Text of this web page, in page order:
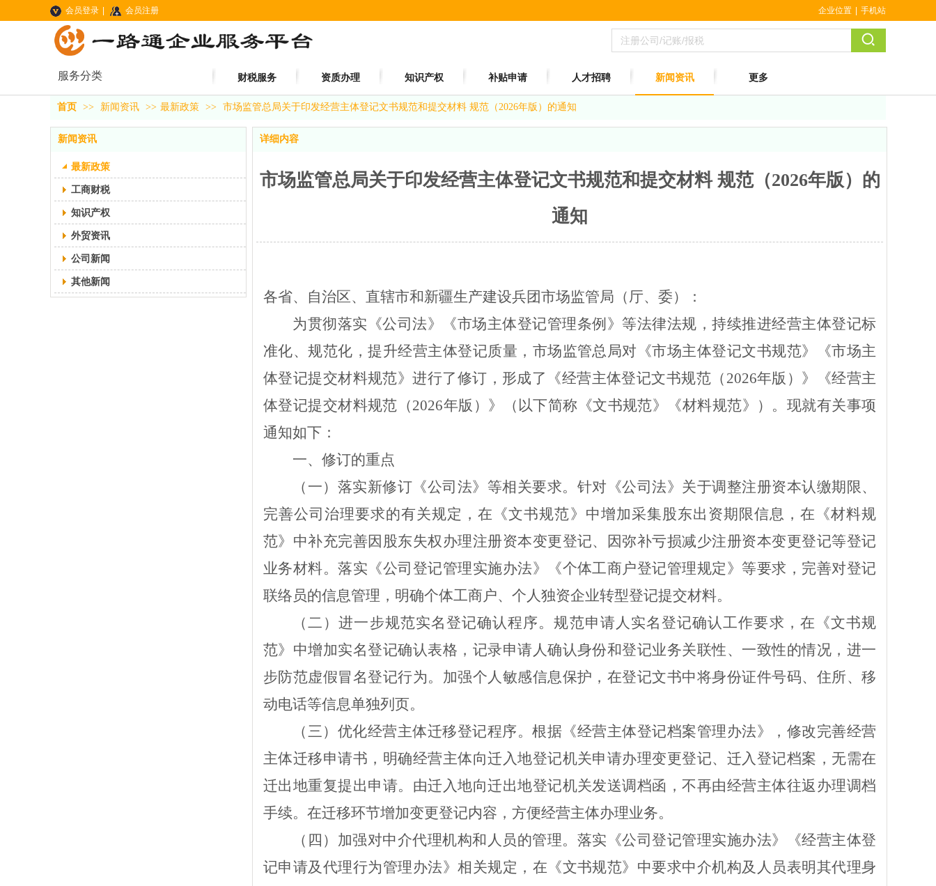
服务分类
会员登录 会员注册 企业位置 手机站
首页 财税服务 资质办理 知识产权 补贴申请 人才招聘 新闻资讯 更多
首页 >> 新闻资讯 >> 最新政策 >> 市场监管总局关于印发经营主体登记文书规范和提交材料 规范（2026年版）的通知
新闻资讯
最新政策
工商财税
知识产权
外贸资讯
公司新闻
其他新闻
详细内容
市场监管总局关于印发经营主体登记文书规范和提交材料 规范（2026年版）的
通知
各省、自治区、直辖市和新疆生产建设兵团市场监管局（厅、委）：
为贯彻落实《公司法》《市场主体登记管理条例》 等法律法规 ，持续推进经营主体登记标
准化、规范化，提升经营主体登记质量，市场监管总局对《市场主体登记文书规范》《市场主
体登记提交材料规范》进行了修订，形成了《经营主体登记文书规范 （ 2026年版） 》《经营主
体登记提交材料规范 （2026年版） 》（以下简称《文书规范》《材料规范》）。现就有关事项
通知如下：
一、修订的重点
（一）落实新修订《公司法》等相关要求。 针对《公司法》关于调整注册资本认缴期限、
完善公司治理要求的有关规定，在《文书规范》中增加采集股东出资期限信息，在《材料规
范》中补充完善因股东失权办理注册资本变更登记、因弥补亏损减少注册资本变更登记等登记
业务材料。落实《公司登记管理实施办法》《个体工商户登记管理规定》等要求，完善对登记
联络员的信息管理 ，明确个体工商户、个人独资企业转型登记提交材料。
（二）进一步规范实名登记确认程序。规范申请人实名登记确认工作要求，在《文书规
范》中增加实名登记确认表格，记录申请人确认身份和登记业务关联性、一致性的情况，进一
步防范虚假冒名登记行为。加强个人敏感信息保护， 在登记文书中将身份证件号码、住所、移
动电话等信息单独列页。
（三）优化经营主体迁移登记程序。根据 《经营主体登记档案管理办法》，修改完善经营
主体迁移申请书，明确经营主体向迁入地登记机关申请办理变更登记、迁入登记档案，无需在
迁出地重复提出申请。由迁入地向迁出地登记机关发送调档函，不再由经营主体往返办理调档
手续。在迁移环节增加变更登记内容，方便经营主体办理业务。
（四）加强对中介代理机构和人员的管理。 落实《公司登记管理实施办法》
《经营主体登
记申请及代理行为管理办法》相关规定，在《文书规范》中要求中介机构及人员表明其代理身